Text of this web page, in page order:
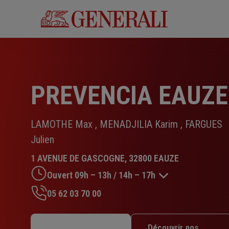
PREVENCIA EAUZE
LAMOTHE Max , MENADJILIA Karim , FARGUES
Julien
1 AVENUE DE GASCOGNE, 32800 EAUZE
Ouvert 09h – 13h / 14h – 17h
Mardi : 09h – 13h / 14h – 17h
05 62 03 70 00